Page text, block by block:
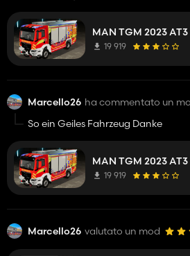
MAN TGM 2023
19 919
Marcello26 ha commentato un
So ein Geiles Fahrzeug Danke
MAN TGM 2023
19 919
Marcello26 valutato un mod